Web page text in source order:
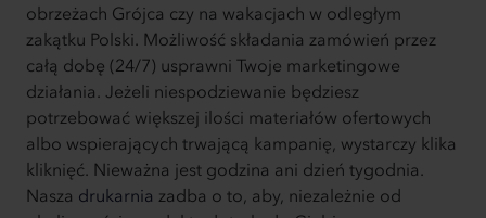
obrzeżach Grójca czy na wakacjach w odległym
zakątku Polski. Możliwość składania zamówień przez
całą dobę (24/7) usprawni Twoje marketingowe
działania. Jeżeli niespodziewanie będziesz
potrzebować większej ilości materiałów ofertowych
albo wspierających trwającą kampanię, wystarczy klika
kliknięć. Nieważna jest godzina ani dzień tygodnia.
Nasza drukarnia zadba o to, aby, niezależnie od